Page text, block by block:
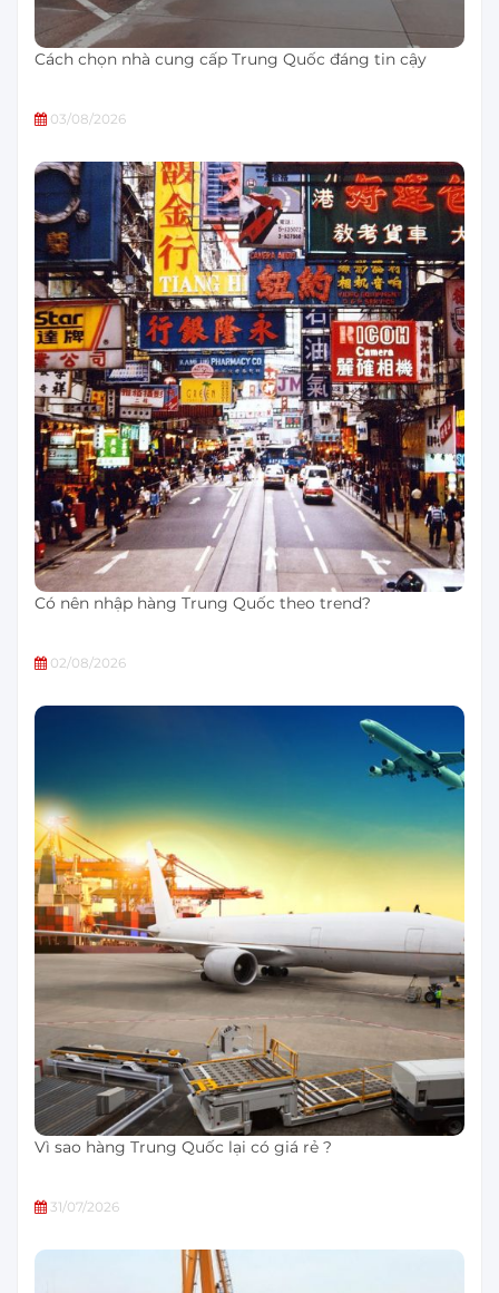
Cách chọn nhà cung cấp Trung Quốc đáng tin cậy
03/08/2026
Có nên nhập hàng Trung Quốc theo trend?
02/08/2026
Vì sao hàng Trung Quốc lại có giá rẻ ?
31/07/2026